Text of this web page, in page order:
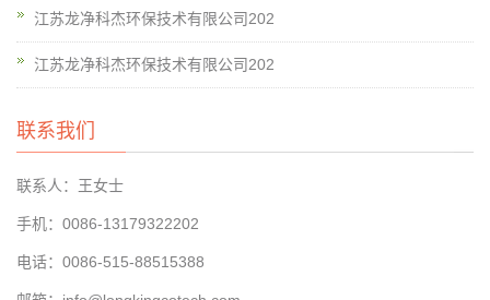
江苏龙净科杰环保技术有限公司202
江苏龙净科杰环保技术有限公司202
联系我们
联系人：王女士
手机：0086-13179322202
电话：0086-515-88515388